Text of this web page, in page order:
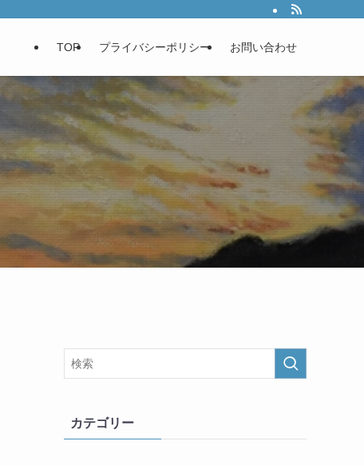
TOP プライバシーポリシー お問い合わせ
カテゴリー